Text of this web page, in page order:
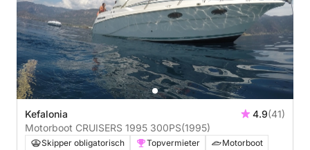
Kefalonia 4.9(41)
Motorboot CRUISERS 1995 300PS(1995)
Skipper obligatorisch Topvermieter
Motorboot